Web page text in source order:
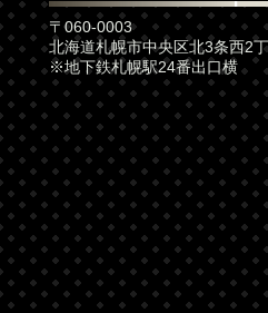
〒060-0003
北海道札幌市中央区北3条西2
※地下鉄札幌駅24番出口横